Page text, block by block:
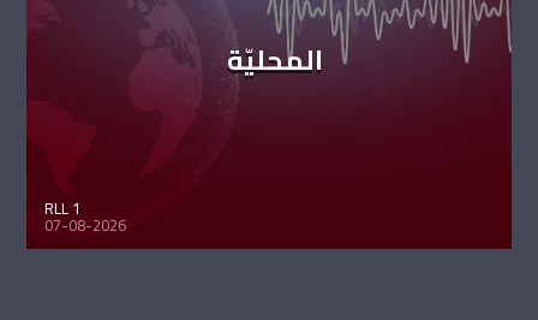
المحليّة
RLL 1
07-08-2026